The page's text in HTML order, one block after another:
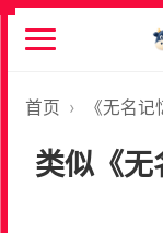
首页 › 《无名记
类似《无